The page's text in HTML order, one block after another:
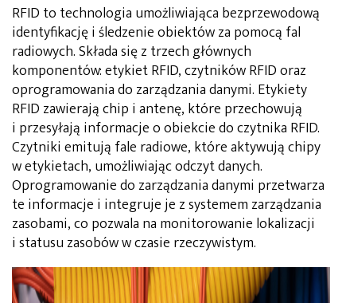
RFID to technologia umożliwiająca bezprzewodową
identyfikację i śledzenie obiektów za pomocą fal
radiowych. Składa się z trzech głównych
komponentów: etykiet RFID, czytników RFID oraz
oprogramowania do zarządzania danymi. Etykiety
RFID zawierają chip i antenę, które przechowują
i przesyłają informacje o obiekcie do czytnika RFID.
Czytniki emitują fale radiowe, które aktywują chipy
w etykietach, umożliwiając odczyt danych.
Oprogramowanie do zarządzania danymi przetwarza
te informacje i integruje je z systemem zarządzania
zasobami, co pozwala na monitorowanie lokalizacji
i statusu zasobów w czasie rzeczywistym.